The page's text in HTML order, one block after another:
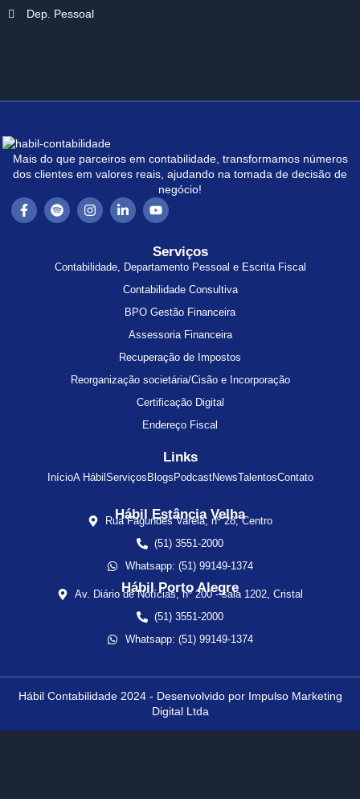
Dep. Pessoal
Mais do que parceiros em contabilidade, transformamos números
dos clientes em valores reais, ajudando na tomada de decisão de
negócio!
Serviços
Contabilidade, Departamento Pessoal e Escrita Fiscal
Contabilidade Consultiva
BPO Gestão Financeira
Assessoria Financeira
Recuperação de Impostos
Reorganização societária/Cisão e Incorporação
Certificação Digital
Endereço Fiscal
Links
InícioA Hábil Serviços Blogs PodcastNewsTalentosContato
Hábil Estância Velha
Rua Fagundes Varela, nº 28, Centro
(51) 3551-2000
Whatsapp: (51) 99149-1374
Hábil Porto Alegre
Av. Diário de Notícias, nº 200 - sala 1202, Cristal
(51) 3551-2000
Whatsapp: (51) 99149-1374
Hábil Contabilidade 2024 - Desenvolvido por Impulso Marketing
Digital Ltda